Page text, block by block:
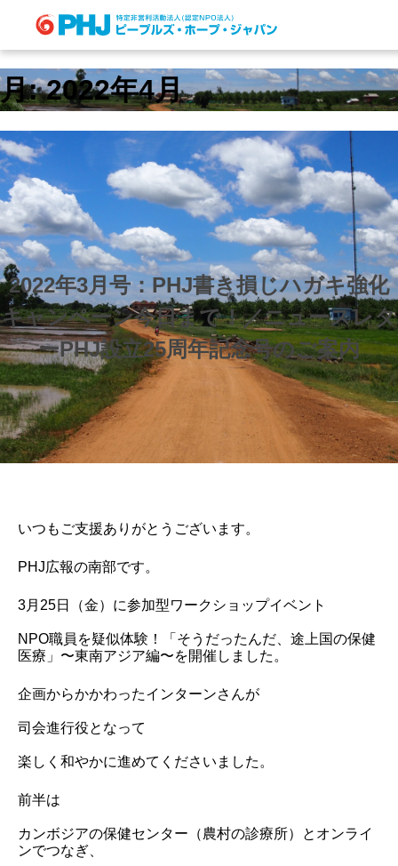
content
月:2022年4月
2022年3月号：PHJ書き損じハガキ強化
キャンペーン今日まで！／ニュースレタ
ーPHJ設立25周年記念号のご案内
いつもご支援ありがとうございます。
PHJ広報の南部です。
3月25日（金）に参加型ワークショップイベント
NPO職員を疑似体験！「そうだったんだ、途上国の保健
医療」〜東南アジア編〜を開催しました。
企画からかかわったインターンさんが
司会進行役となって
楽しく和やかに進めてくださいました。
前半は
カンボジアの保健センター（農村の診療所）とオンライ
ンでつなぎ、